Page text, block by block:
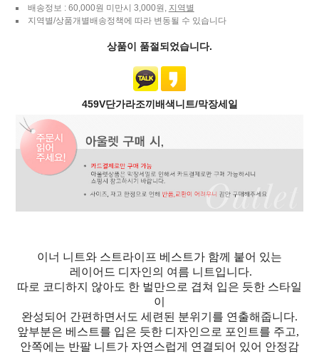
배송정보 : 60,000원 미만시 3,000원, 지역별
지역별/상품개별배송정책에 따라 변동될 수 있습니다
상품이 품절되었습니다.
459V단가라조끼배색니트/막장세일
이너 니트와 스트라이프 베스트가 함께 붙어 있는
레이어드 디자인의 여름 니트입니다.
따로 코디하지 않아도 한 벌만으로 겹쳐 입은 듯한 스타일
이
완성되어 간편하면서도 세련된 분위기를 연출해줍니다.
앞부분은 베스트를 입은 듯한 디자인으로 포인트를 주고,
안쪽에는 반팔 니트가 자연스럽게 연결되어 있어 안정감